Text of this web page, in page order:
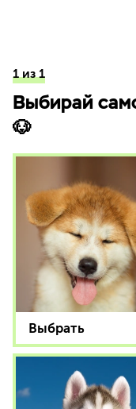
1 из 1
Выбирай
🐶
Выбрать